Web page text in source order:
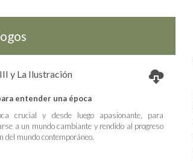
y La Ilustración
entender una época
crucial y desde luego apasionante, para
a un mundo cambiante y rendido al progreso
del mundo contemporáneo.